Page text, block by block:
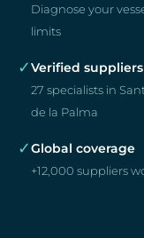
Diagnose your
limits
✓Verified suppliers
27 specialists in
de la Palma
✓Global coverage
+12,000 suppliers